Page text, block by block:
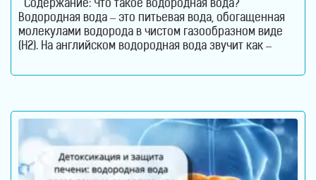
Содержание: Что такое водородная вода?
Водородная вода – это питьевая вода, обогащенная
молекулами водорода в чистом газообразном виде
(H2). На английском водородная вода звучит как –
воде молекулы водорода не вступают в химическую